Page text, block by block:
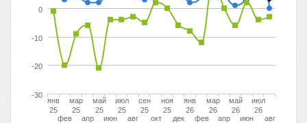
янв
25
фев
мар
25
апр
май
25
июн
июл
25
авг
сен
25
окт
ноя
25
дек
янв
26
фев
мар
26
апр
май
26
июн
июл
26
авг
-30
-20
-10
0